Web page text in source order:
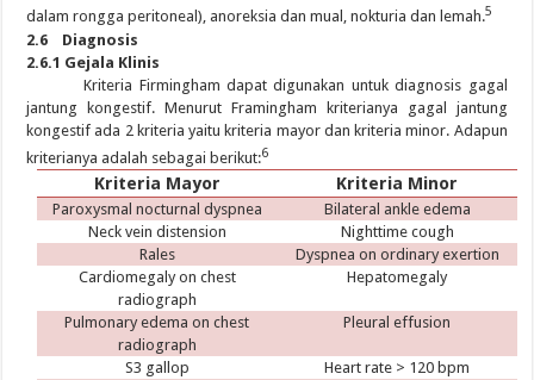
dalam rongga peritoneal), anoreksia dan mual, nokturia dan lemah.5
2.6 Diagnosis
2.6.1 Gejala Klinis
Kriteria Firmingham dapat digunakan untuk diagnosis gagal
jantung kongestif. Menurut Framingham kriterianya gagal jantung
kongestif ada 2 kriteria yaitu kriteria mayor dan kriteria minor. Adapun
kriterianya adalah sebagai berikut:6
Kriteria Mayor Kriteria Minor
Paroxysmal nocturnal dyspnea
Bilateral ankle edema
Neck vein distension
Nighttime cough
Rales
Dyspnea on ordinary exertion
Cardiomegaly on chest
radiograph
Hepatomegaly
Pulmonary edema on chest
radiograph
Pleural effusion
S3 gallop
Heart rate > 120 bpm